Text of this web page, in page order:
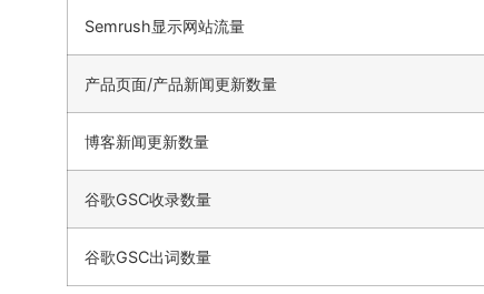
Semrush显示网站流量
产品页面/产品新闻更新数量
博客新闻更新数量
谷歌GSC收录数量
谷歌GSC出词数量